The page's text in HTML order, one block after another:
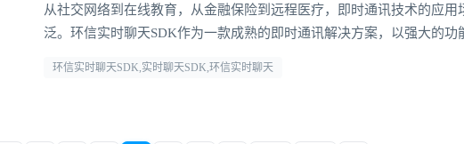
从社交网络到在线教育，从金融保险到远程医疗，即时通讯技术的应用
泛。环信实时聊天SDK作为一款成熟的即时通讯解决方案，以强大的功
环信实时聊天SDK,实时聊天SDK,环信实时聊天